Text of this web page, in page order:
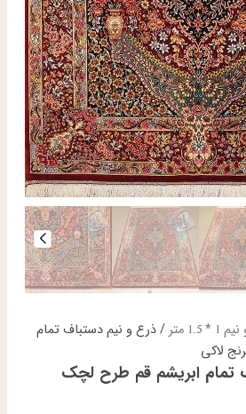
1.5 متر
/ ذرع و نیم دستباف تمام
لاکی
تمام ابریشم قم طرح لچک